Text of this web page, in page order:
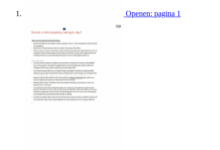
Openen: pagina 1